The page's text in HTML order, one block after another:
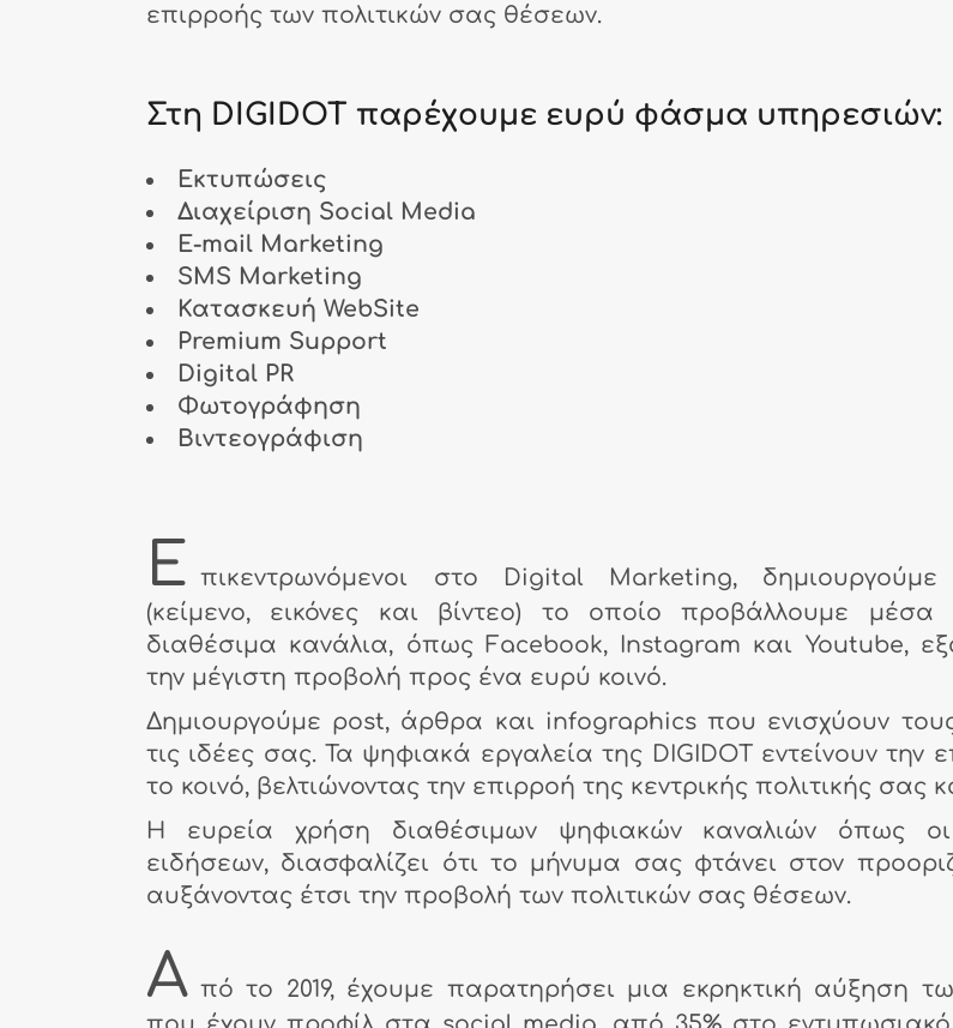
επιρροής των πολιτικών σας θέσεων.
Στη DIGIDOT παρέχουμε ευρύ φάσμα υπηρεσιών:
Εκτυπώσεις
Διαχείριση Social Media
Ε-mail Marketing
SMS Marketing
Κατασκευή WebSite
Premium Support
Digital PR
Φωτογράφηση
Βιντεογράφιση
Ε πικεντρωνόμενοι στο Digital Marketing, δημιουργούμε
(κείμενο, εικόνες και βίντεο) το οποίο προβάλλουμε
διαθέσιμα κανάλια, όπως Facebook, Instagram και Youtube,
την μέγιστη προβολή προς ένα ευρύ κοινό.
Δημιουργούμε post, άρθρα και infographics που ενισχύουν
τις ιδέες σας. Τα ψηφιακά εργαλεία της DIGIDOT εντείνουν την
το κοινό, βελτιώνοντας την επιρροή της κεντρικής πολιτικής σας
Η ευρεία χρήση διαθέσιμων ψηφιακών καναλιών όπως οι
ειδήσεων, διασφαλίζει ότι το μήνυμα σας φτάνει στον
αυξάνοντας έτσι την προβολή των πολιτικών σας θέσεων.
Α πό το 2019, έχουμε παρατηρήσει μια εκρηκτική αύξηση